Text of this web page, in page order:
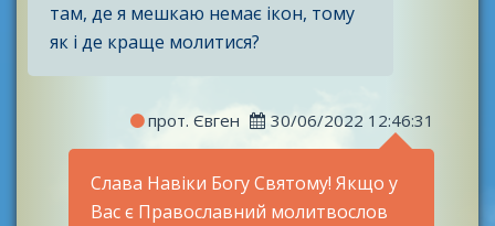
там, де я мешкаю немає ікон, тому
як і де краще молитися?
прот. Євген 30/06/2022 12:46:31
Слава Навіки Богу Святому! Якщо у
Вас є Православний молитвослов